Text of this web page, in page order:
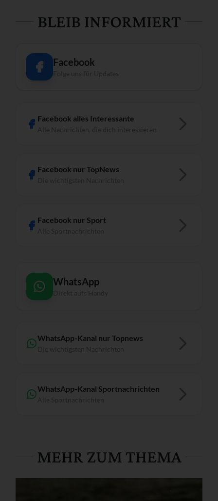
BLEIB INFORMIERT
Facebook
Facebook alles Interessante
Facebook nur TopNews
Facebook nur Sport
WhatsApp
WhatsApp-Kanal nur Topnews
WhatsApp-Kanal Sportnachrichten
MEHR ZUM THEMA